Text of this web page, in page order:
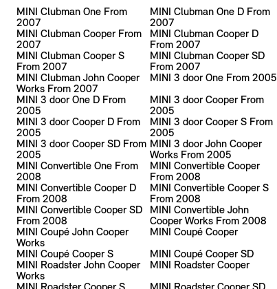
MINI Clubman One From
2007
MINI Clubman One D From
2007
MINI Clubman Cooper From
2007
MINI Clubman Cooper D
From 2007
MINI Clubman Cooper S
From 2007
MINI Clubman Cooper SD
From 2007
MINI Clubman John Cooper
Works From 2007
MINI 3 door One From 2005
MINI 3 door One D From
2005
MINI 3 door Cooper From
2005
MINI 3 door Cooper D From
2005
MINI 3 door Cooper S From
2005
MINI 3 door Cooper SD From
2005
MINI 3 door John Cooper
Works From 2005
MINI Convertible One From
2008
MINI Convertible Cooper
From 2008
MINI Convertible Cooper D
From 2008
MINI Convertible Cooper S
From 2008
MINI Convertible Cooper SD
From 2008
MINI Convertible John
Cooper Works From 2008
MINI Coupé John Cooper
Works
MINI Coupé Cooper
MINI Coupé Cooper S
MINI Coupé Cooper SD
MINI Roadster John Cooper
Works
MINI Roadster Cooper